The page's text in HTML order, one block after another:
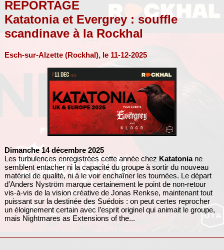
REPORTAGE
Katatonia et Evergrey : souffle
scandinave à la Rockhal
Esch-sur-Alzette (Rockhal), le 11-12-2025
Dimanche 14 décembre 2025
Les turbulences enregistrées cette année chez Katatoniane
semblent entacher ni la capacité du groupe à sortir du nouveau
matériel de qualité, ni à le voir enchaîner les tournées. Le départ
d’Anders Nyström marque certainement le point de non-retour
vis-à-vis de la vision créative de Jonas Renkse, maintenant tout
puissant sur la destinée des Suédois : on peut certes reprocher
un éloignement certain avec l’esprit originel qui animait le groupe,
mais Nightmares as Extensions of the...